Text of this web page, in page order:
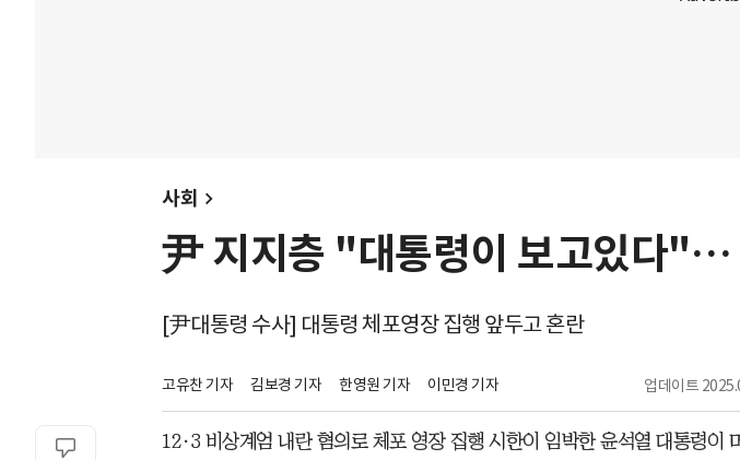
사회
尹 지지층 "대통령이 보고있다"…
[尹대통령 수사] 대통령 체포영장 집행 앞두고 혼란
고유찬 기자 김보경 기자 한영원 기자 이민경 기자 업데이트
12·3 비상계엄 내란 혐의로 체포 영장 집행 시한이 임박한 윤석열 대통령이